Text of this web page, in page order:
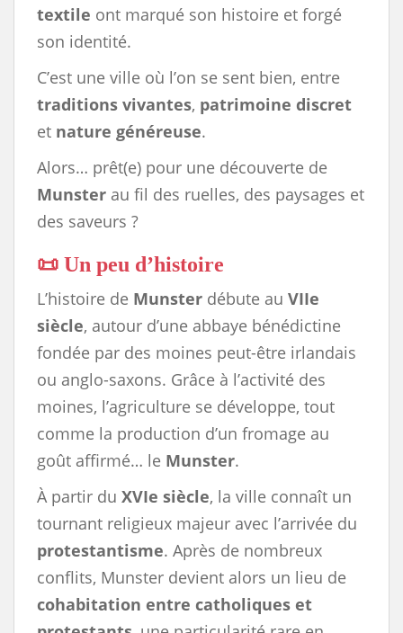
textile ont marqué son histoire et forgé
son identité.
C’est une ville où l’on se sent bien, entre
traditions vivantes, patrimoine discret
et nature généreuse.
Alors… prêt(e) pour une découverte de
Munster au fil des ruelles, des paysages et
des saveurs ?
📜 Un peu d’histoire
L’histoire de Munster débute au VIIe
siècle, autour d’une abbaye bénédictine
fondée par des moines peut-être irlandais
ou anglo-saxons. Grâce à l’activité des
moines, l’agriculture se développe, tout
comme la production d’un fromage au
goût affirmé… le Munster.
À partir du XVIe siècle, la ville connaît un
tournant religieux majeur avec l’arrivée du
protestantisme. Après de nombreux
conflits, Munster devient alors un lieu de
cohabitation entre catholiques et